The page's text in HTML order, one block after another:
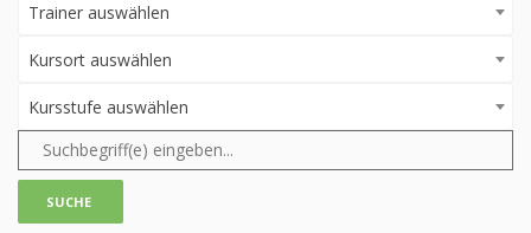
Trainer auswählen
Kursort auswählen
Kursstufe auswählen